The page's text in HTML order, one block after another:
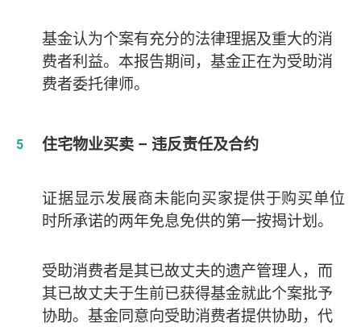
基金认为个案有充分的法律理据及重大的消
费者利益。本报告期间，基金正在为受助消
费者委托律师。
住宅物业买卖 – 违反责任及合约
证据显示发展商未能向买家提供于购买单位
时所承诺的两年免息免供的第一按揭计划。
受助消费者是其已故丈夫的遗产管理人，而
其已故丈夫于生前已获得基金就此个案批予
协助。基金同意向受助消费者提供协助，代